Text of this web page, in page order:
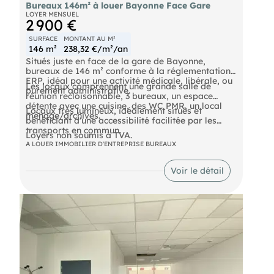
Bureaux 146m² à louer Bayonne Face Gare
LOYER MENSUEL
2 900 €
SURFACE
146 m²
MONTANT AU M²
238,32 €/m²/an
Situés juste en face de la gare de Bayonne,
bureaux de 146 m² conforme à la réglementation
ERP, idéal pour une activité médicale, libérale, ou
purement administrative.
Les locaux comprennent une grande salle de
réunion recloisonnable, 3 bureaux, un espace
détente avec une cuisine, des WC PMR, un local
ménage/archives.
Locaux très lumineux, idéalement situés et
bénéficiant d'une accessibilité facilitée par les
transports en commun.
Loyers non soumis à TVA.
A LOUER IMMOBILIER D'ENTREPRISE BUREAUX
Voir le détail